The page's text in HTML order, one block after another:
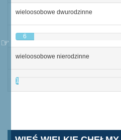
wieloosobowe dwurodzinne
6
wieloosobowe nierodzinne
1